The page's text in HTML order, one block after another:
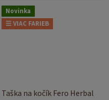
Novinka
☰ VIAC FARIEB
Taška na kočík Fero Herbal